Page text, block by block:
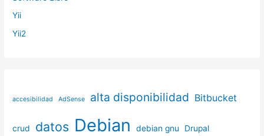
Yii
Yii2
accesibilidad AdSense alta disponibilidad Bitbucket
crud datos Debian debian gnu Drupal